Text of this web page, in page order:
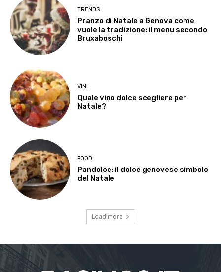
TRENDS
Pranzo di Natale a Genova come
vuole la tradizione: il menu secondo
Bruxaboschi
VINI
Quale vino dolce scegliere per
Natale?
FOOD
Pandolce: il dolce genovese simbolo
del Natale
Load more